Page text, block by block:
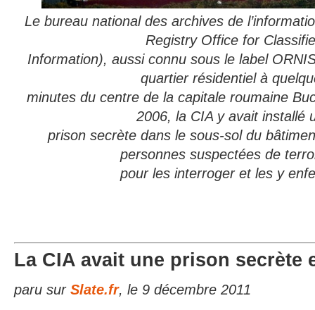
Le bureau national des archives de
Registry Office for
Information), aussi connu sous le label
quartier résidentiel à
minutesdu centre de la capitale roumaine
2006, la CIA y avait installé
prison secrète dans le sous-sol du
personnes suspectées de
pour les interroger et les y
La CIA avait une prison secrète
paru sur Slate.fr, le 9 décembre 2011